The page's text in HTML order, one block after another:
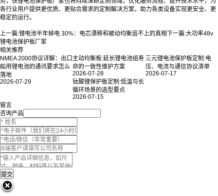
各行业用户提供更优质、更贴合需求的定制解决方案，助力各类设备实现更安全、更
稳定的运行。
上一篇:锂电池半年掉电 30%：电芯漂移和被动均衡追不上的真相 下一篇:大功率48v
锂电池保护板厂家
相关推荐
NMEA 2000协议详解：出口
船用锂电池的通讯要求怎么
落地
2026-07-29
主动均衡板:延长锂电池组寿
命的一致性维护方案
2026-07-28
三元锂电池保护板定制:电
压、电流与通信协议清单
2026-07-17
钛酸锂保护板定制:低温与长
循环场景的选型要点
2026-07-15
留言
咨询产品